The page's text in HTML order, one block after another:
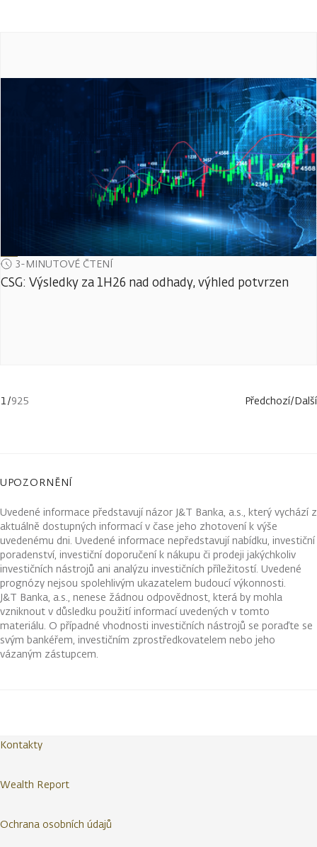
3-MINUTOVÉ ČTENÍ
CSG: Výsledky za 1H26 nad odhady, výhled potvrzen
1/925 Předchozí/Další
UPOZORNĚNÍ
Uvedené informace představují názor J&T Banka, a.s., který vychází z
aktuálně dostupných informací v čase jeho zhotovení k výše
uvedenému dni. Uvedené informace nepředstavují nabídku, investiční
poradenství, investiční doporučení k nákupu či prodeji jakýchkoliv
investičních nástrojů ani analýzu investičních příležitostí. Uvedené
prognózy nejsou spolehlivým ukazatelem budoucí výkonnosti.
J&T Banka, a.s., nenese žádnou odpovědnost, která by mohla
vzniknout v důsledku použití informací uvedených v tomto
materiálu. O případné vhodnosti investičních nástrojů se poraďte se
svým bankéřem, investičním zprostředkovatelem nebo jeho
vázaným zástupcem.
Kontakty
Wealth Report
Ochrana osobních údajů